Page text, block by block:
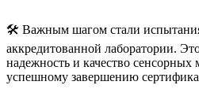
🛠️ Важным шагом стали
аккредитованной лаборатории.
надежность и качество сенсорных
успешному завершению